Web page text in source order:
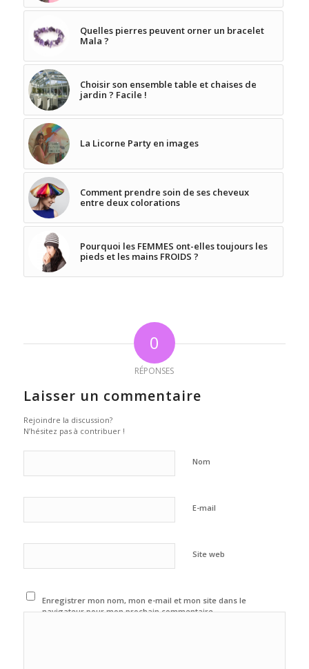
Quelles pierres peuvent orner un bracelet
Mala ?
Choisir son ensemble table et chaises de
jardin ? Facile !
La Licorne Party en images
Comment prendre soin de ses cheveux
entre deux colorations
Pourquoi les FEMMES ont-elles toujours les
pieds et les mains FROIDS ?
0
RÉPONSES
Laisser un commentaire
Rejoindre la discussion?
N’hésitez pas à contribuer !
Nom
E-mail
Site web
Enregistrer mon nom, mon e-mail et mon site dans le
navigateur pour mon prochain commentaire.